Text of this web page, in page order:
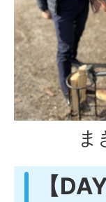
ま
【